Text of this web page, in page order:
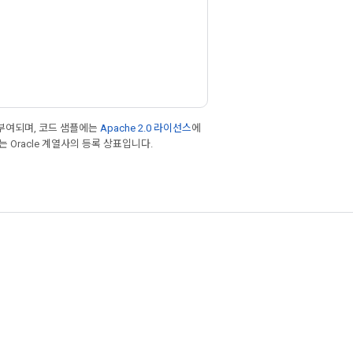
여되며, 코드 샘플에는 Apache 2.0 라이선스에
Oracle 계열사의 등록 상표입니다.